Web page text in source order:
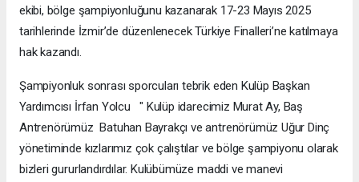
ekibi, bölge şampiyonluğunu kazanarak 17-23 Mayıs 2025
tarihlerinde İzmir’de düzenlenecek Türkiye Finalleri’ne katılmaya
hak kazandı.
Şampiyonluk sonrası sporcuları tebrik eden Kulüp Başkan
Yardımcısı İrfan Yolcu " Kulüp idarecimiz Murat Ay, Baş
Antrenörümüz Batuhan Bayrakçı ve antrenörümüz Uğur Dinç
yönetiminde kızlarımız çok çalıştılar ve bölge şampiyonu olarak
bizleri gururlandırdılar. Kulübümüze maddi ve manevi